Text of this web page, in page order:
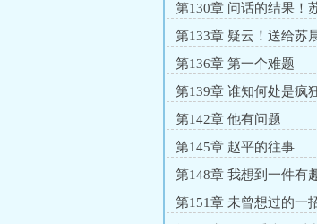
第130章 问话的结果！
第133章 疑云！送给苏
第136章 第一个难题
第139章 谁知何处是疯
第142章 他有问题
第145章 赵平的往事
第148章 我想到一件有
第151章 未曾想过的一